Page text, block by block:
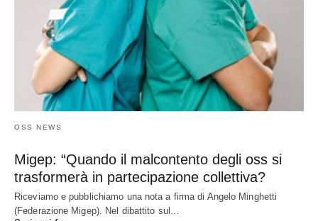
OSS NEWS
Migep: “Quando il malcontento degli oss si
trasformerà in partecipazione collettiva?
Riceviamo e pubblichiamo una nota a firma di Angelo Minghetti
(Federazione Migep). Nel dibattito sul…